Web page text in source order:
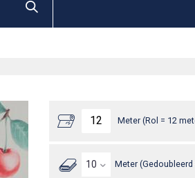
Meter (Rol = 12
Meter (Gedoubleerd